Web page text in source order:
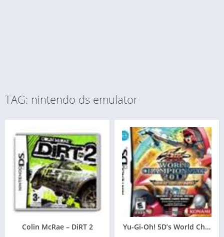
TAG: nintendo ds emulator
Colin McRae – DiRT 2 Yu-Gi-Oh! 5D’s World